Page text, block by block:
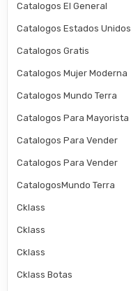
Catalogos El General
Catalogos Estados Unidos
Catalogos Gratis
Catalogos Mujer Moderna
Catalogos Mundo Terra
Catalogos Para Mayorista
Catalogos Para Vender
Catalogos Para Vender
CatalogosMundo Terra
Cklass
Cklass
Cklass
Cklass Botas